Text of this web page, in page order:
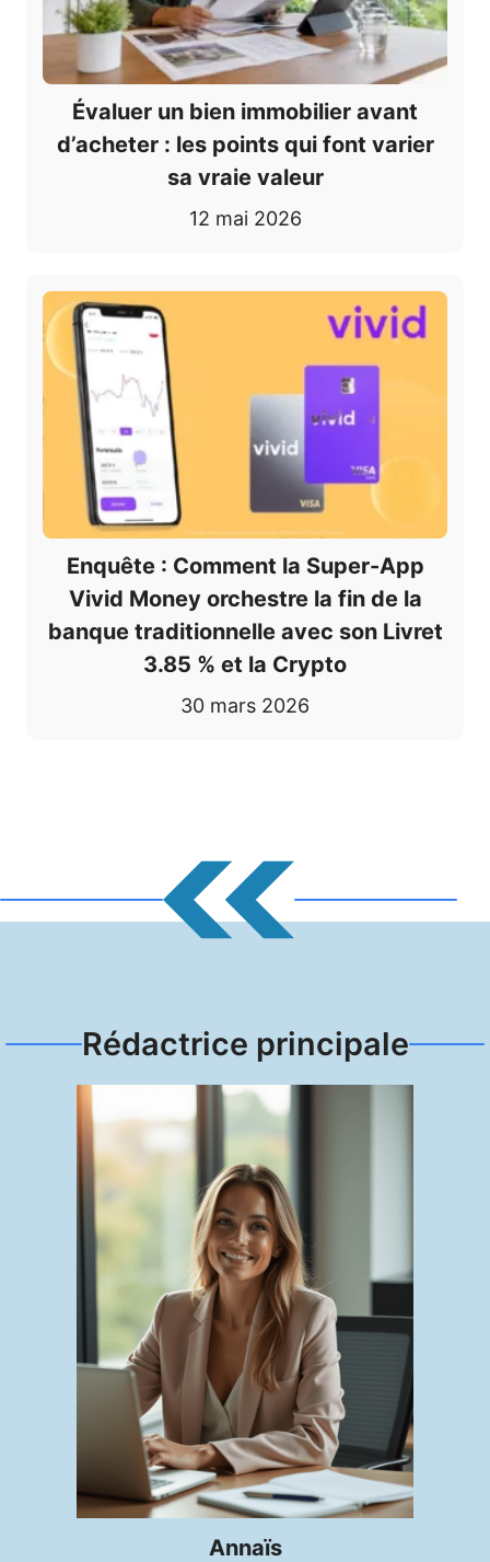
Évaluer un bien immobilier avant
d’acheter : les points qui font varier
sa vraie valeur
12 mai 2026
Enquête : Comment la Super-App
Vivid Money orchestre la fin de la
banque traditionnelle avec son Livret
3.85 % et la Crypto
30 mars 2026
Rédactrice principale
Annaïs